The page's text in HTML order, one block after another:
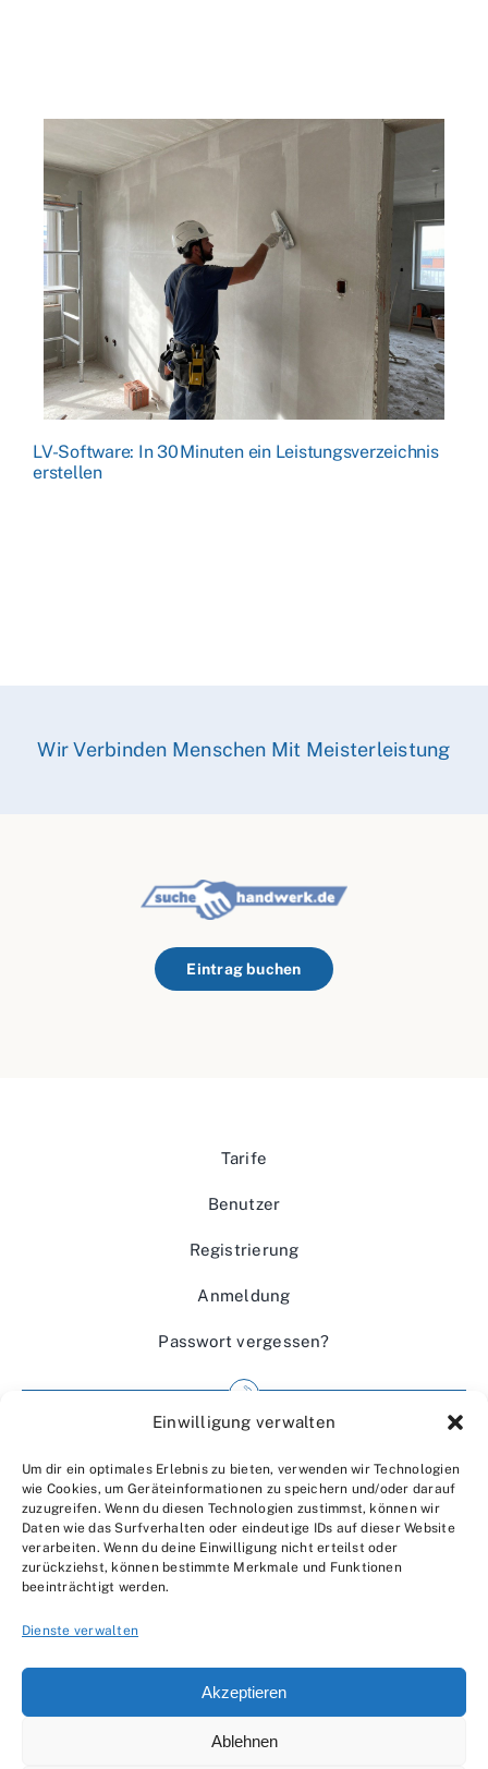
Einwilligung verwalten
Um dir ein optimales Erlebnis zu bieten, verwenden wir Technologien
wie Cookies, um Geräteinformationen zu speichern und/oder darauf
zuzugreifen. Wenn du diesen Technologien zustimmst, können wir
Daten wie das Surfverhalten oder eindeutige IDs auf dieser Website
verarbeiten. Wenn du deine Einwilligung nicht erteilst oder
zurückziehst, können bestimmte Merkmale und Funktionen
beeinträchtigt werden.
Dienste verwalten
Akzeptieren
Ablehnen
LV-Software: In 30 Minuten ein Leistungsverzeichnis
erstellen
Wir Verbinden Menschen Mit Meisterleistung
Eintrag buchen
Tarife
Benutzer
Registrierung
Anmeldung
Passwort vergessen?
Wir über uns
Kontakt
Datenschutzerklärung
© 2007 - 2026 •by Moveco